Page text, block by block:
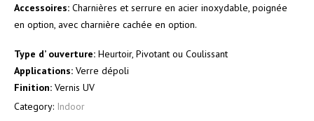
Accessoires: Charnières et serrure en acier inoxydable, poignée
en option, avec charnière cachée en option.
Type d’ ouverture: Heurtoir, Pivotant ou Coulissant
Applications: Verre dépoli
Finition: Vernis UV
Category: Indoor